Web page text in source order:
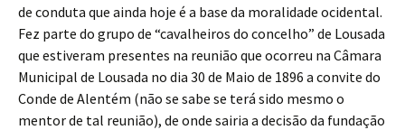
de conduta que ainda hoje é a base da moralidade ocidental.
Fez parte do grupo de “cavalheiros do concelho” de Lousada
que estiveram presentes na reunião que ocorreu na Câmara
Municipal de Lousada no dia 30 de Maio de 1896 a convite do
Conde de Alentém (não se sabe se terá sido mesmo o
mentor de tal reunião), de onde sairia a decisão da fundação